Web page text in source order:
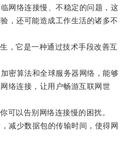
络连接慢、不稳定的问题，这
，还可能造成工作生活的诸多不
它是一种通过技术手段改善互
算法和全球服务器网络，能够
络连接，让用户畅游互联网世
以告别网络连接慢的困扰。
少数据包的传输时间，使得网